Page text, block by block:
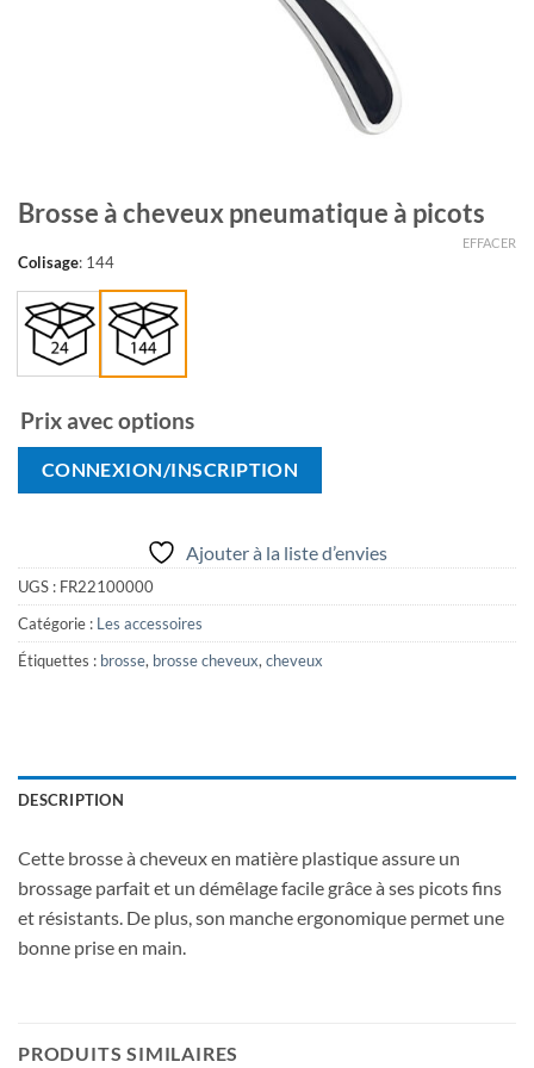
Brosse à cheveux pneumatique à picots
Colisage: 144
EFFACER
Prix avec options
CONNEXION/INSCRIPTION
Ajouter à la liste d’envies
UGS : FR22100000
Catégorie : Les accessoires
Étiquettes : brosse, brosse cheveux, cheveux
DESCRIPTION
Cette brosse à cheveux en matière plastique assure un
brossage parfait et un démêlage facile grâce à ses picots fins
et résistants. De plus, son manche ergonomique permet une
bonne prise en main.
PRODUITS SIMILAIRES